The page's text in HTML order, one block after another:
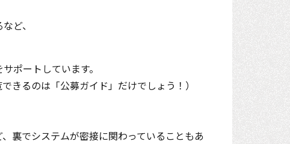
ど、
ポートしています。
きるのは「公募ガイド」だけでしょう！）
裏でシステムが密接に関わっていることもあ